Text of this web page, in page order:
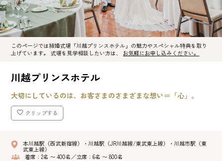
このページでは結婚式場「川越プリンスホテル」の魅力やスペシャル特典を取り
上げています。 式場を見学相談したい方は、 お気軽にお申し込みください。
川越プリンスホテル
大切にしているのは、お客さまのさまざまな想い＝「心」。
クリップする
本川越駅（西武新宿線）・川越駅（JR川越線/東武東上線）・川越市駅（東
武東上線）
着席：2名 〜 400名／立席：6名 〜 800名